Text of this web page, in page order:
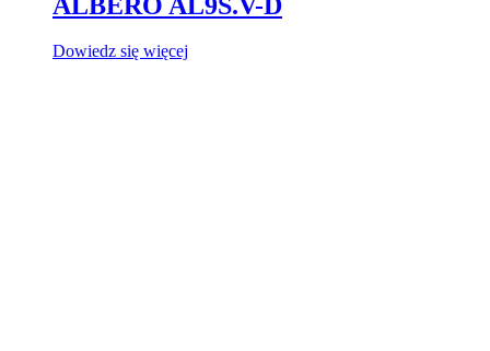
Dowiedz się więcej